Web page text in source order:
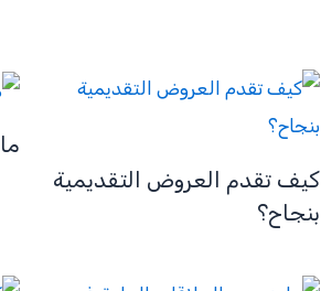
كيف تقدم العروض التقديمية
بنجاح؟